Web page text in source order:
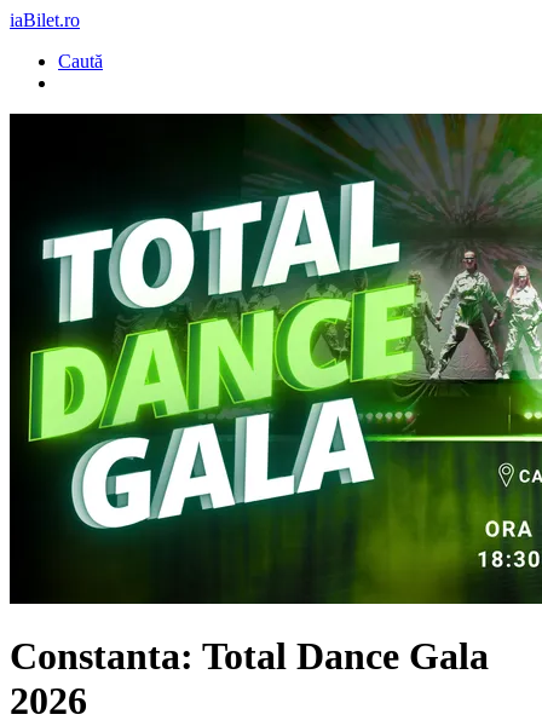
iaBilet.ro
Caută
Constanta: Total Dance Gala
2026